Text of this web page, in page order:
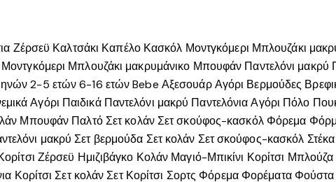
Ζέρσεϋ Καλτσάκι Καπέλο Κασκόλ Μοντγκόμερι Μπλουζάκι
Μοντγκόμερι Μπλουζάκι μακρυμάνικο Μπουφάν Παντελόνι μακρύ
2-5 ετών 6-16 ετών Bebe Αξεσουάρ Αγόρι Βερμούδες
Αγόρι Παιδικά Παντελόνι μακρύ Παντελόνια Αγόρι Πόλο
Μπουφάν Παλτό Σετ κολάνΣετ σκούφος-κασκόλ Φόρεμα
μακρύ Σετ βερμούδα Σετ κολάν Σετ σκούφος-κασκόλ Στέκα
Ζέρσεϋ Ημιζιβάγκο Κολάν Μαγιό-Μπικίνι Κορίτσι Μπλούζα
Κορίτσι Σετ κολάν Σετ Κορίτσι Σορτς Φόρεμα Φορέματα Φούστα